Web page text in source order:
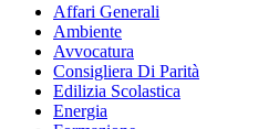
Affari Generali
Ambiente
Avvocatura
Consigliera Di Parità
Edilizia Scolastica
Energia